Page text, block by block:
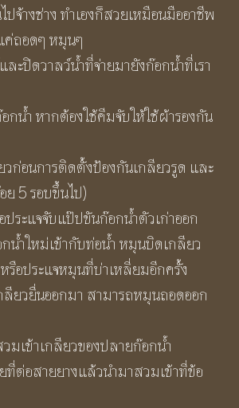
ไปจ้างช่าง ทำเองก็สวยเหมือนมืออาชีพ
ค่ถอดๆ หมุนๆ
ะปิดวาลว์น้ำที่จ่ายมายังก๊อกน้ำที่เรา
กน้ำ หากต้องใช้คีมจับให้ใช้ผ้ารองกัน
วก่อนการติดตั้งป้องกันเกลียวรูด และ
ย 5 รอบขึ้นไป)
ระแจจับแป๊ปขันก๊อกน้ำตัวเก่าออก
น้ำใหม่เข้ากับท่อน้ำ หมุนบิดเกลียว
รือประแจหมุนที่บ่าเหลี่ยมอีกครั้ง
ลียวยื่นออกมา สามารถหมุนถอดออก
มเข้าเกลียวของปลายก๊อกน้ำ
ที่ต่อสายยางแล้วนำมาสวมเข้าที่ข้อ